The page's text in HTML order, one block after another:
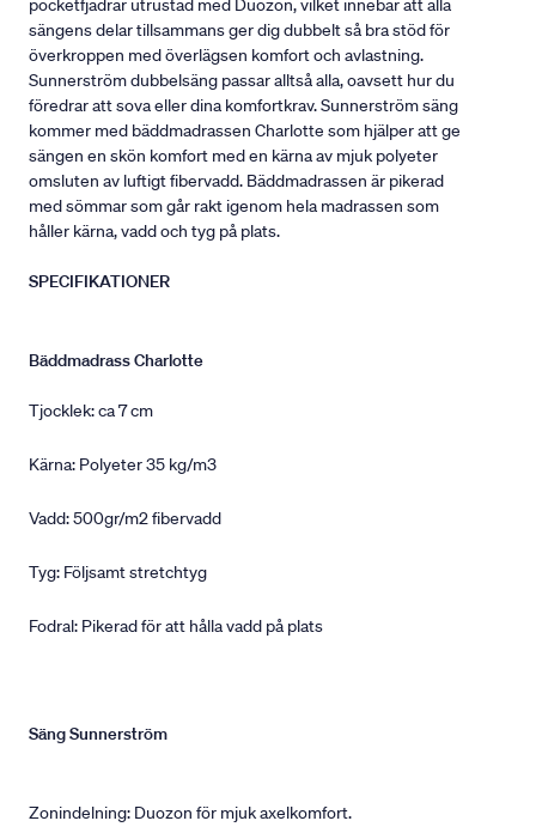
pocketfjädrar utrustad med Duozon, vilket innebär att alla
sängens delar tillsammans ger dig dubbelt så bra stöd för
överkroppen med överlägsen komfort och avlastning.
Sunnerström dubbelsäng passar alltså alla, oavsett hur du
föredrar att sova eller dina komfortkrav. Sunnerström säng
kommer med bäddmadrassen Charlotte som hjälper att ge
sängen en skön komfort med en kärna av mjuk polyeter
omsluten av luftigt fibervadd. Bäddmadrassen är pikerad
med sömmar som går rakt igenom hela madrassen som
håller kärna, vadd och tyg på plats.
SPECIFIKATIONER
Bäddmadrass Charlotte
Tjocklek: ca 7 cm
Kärna: Polyeter 35 kg/m3
Vadd: 500gr/m2 fibervadd
Tyg: Följsamt stretchtyg
Fodral: Pikerad för att hålla vadd på plats
Säng Sunnerström
Zonindelning: Duozon för mjuk axelkomfort.